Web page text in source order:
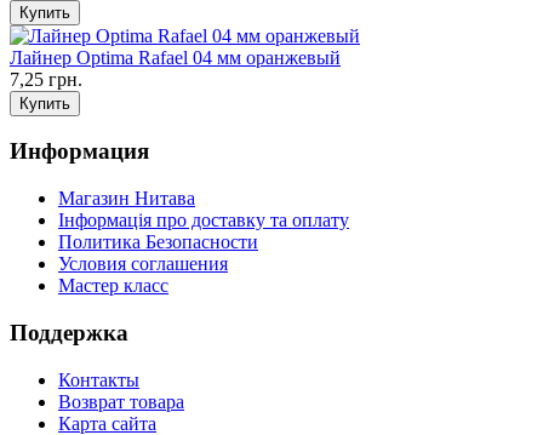
Лайнер Optima Rafael 04 мм оранжевый
7,25 грн.
Информация
Магазин Нитава
Інформація про доставку та оплату
Политика Безопасности
Условия соглашения
Мастер класс
Поддержка
Контакты
Возврат товара
Карта сайта